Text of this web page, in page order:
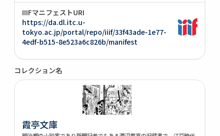
IIIFマニフェストURI
https://da.dl.itc.u-
tokyo.ac.jp/portal/repo/iiif/33f43ade-1e77-
4edf-b515-8e523a6c826b/manifest
コレクション名
霞亭文庫